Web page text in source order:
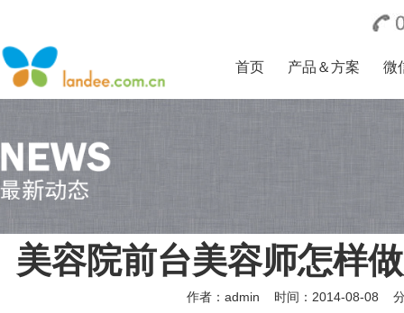
首页 产品＆方案 微
美容院前台美容师怎样
作者：admin 时间：2014-08-08